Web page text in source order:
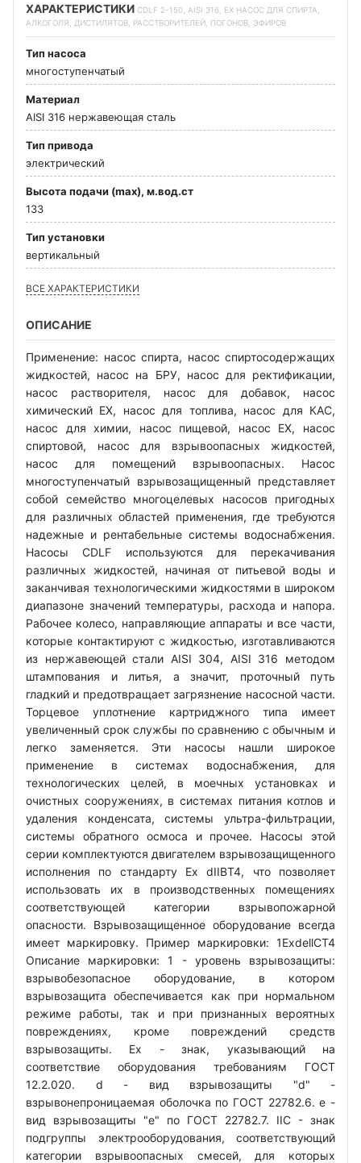
ХАРАКТЕРИСТИКИ CDLF 2-150, AISI 316, EX НАСОС ДЛЯ СПИРТА,
АЛКОГОЛЯ, ДИСТИЛЯТОВ, РАССТВОРИТЕЛЕЙ, ПОГОНОВ, ЭФИРОВ
Тип насоса
многоступенчатый
Материал
AISI 316 нержавеющая сталь
Тип привода
электрический
Высота подачи (max), м.вод.ст
133
Тип установки
вертикальный
ВСЕ ХАРАКТЕРИСТИКИ
ОПИСАНИЕ
Применение: насос спирта, насос спиртосодержащих
жидкостей, насос на БРУ, насос для ректификации,
насос растворителя, насос для добавок, насос
химический EX, насос для топлива, насос для КАС,
насос для химии, насос пищевой, насос EX, насос
спиртовой, насос для взрывоопасных жидкостей,
насос для помещений взрывоопасных. Насос
многоступенчатый взрывозащищенный представляет
собой семейство многоцелевых насосов пригодных
для различных областей применения, где требуются
надежные и рентабельные системы водоснабжения.
Насосы CDLF используются для перекачивания
различных жидкостей, начиная от питьевой воды и
заканчивая технологическими жидкостями в широком
диапазоне значений температуры, расхода и напора.
Рабочее колесо, направляющие аппараты и все части,
которые контактируют с жидкостью, изготавливаются
из нержавеющей стали AISI 304, AISI 316 методом
штампования и литья, а значит, проточный путь
гладкий и предотвращает загрязнение насосной части.
Торцевое уплотнение картриджного типа имеет
увеличенный срок службы по сравнению с обычным и
легко заменяется. Эти насосы нашли широкое
применение в системах водоснабжения, для
технологических целей, в моечных установках и
очистных сооружениях, в системах питания котлов и
удаления конденсата, системы ультра-фильтрации,
системы обратного осмоса и прочее. Насосы этой
серии комплектуются двигателем взрывозащищенного
исполнения по стандарту Ex dIIBT4, что позволяет
использовать их в производственных помещениях
соответствующей категории взрывопожарной
опасности. Взрывозащищенное оборудование всегда
имеет маркировку. Пример маркировки: 1ExdellCT4
Описание маркировки: 1 - уровень взрывозащиты:
взрывобезопасное оборудование, в котором
взрывозащита обеспечивается как при нормальном
режиме работы, так и при признанных вероятных
повреждениях, кроме повреждений средств
взрывозащиты. Ех - знак, указывающий на
соответствие оборудования требованиям ГОСТ
12.2.020. d - вид взрывозащиты "d" -
взрывонепроницаемая оболочка по ГОСТ 22782.6. е -
вид взрывозащиты "е" по ГОСТ 22782.7. IIС - знак
подгруппы электрооборудования, соответствующий
категории взрывоопасных смесей, для которых